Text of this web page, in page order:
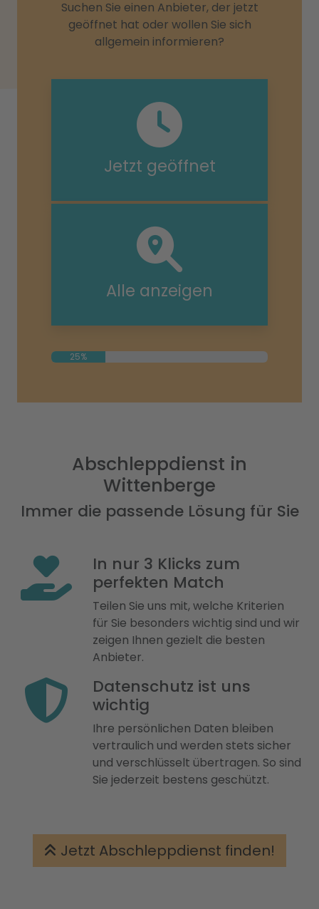
Suchen Sie einen Anbieter, der jetzt
geöffnet hat oder wollen Sie sich
allgemein informieren?
Jetzt geöffnet
Alle anzeigen
25%
Abschleppdienst in
Wittenberge
Immer die passende Lösung für Sie
In nur 3 Klicks zum
perfekten Match
Teilen Sie uns mit, welche Kriterien
für Sie besonders wichtig sind und wir
zeigen Ihnen gezielt die besten
Anbieter.
Datenschutz ist uns
wichtig
Ihre persönlichen Daten bleiben
vertraulich und werden stets sicher
und verschlüsselt übertragen. So sind
Sie jederzeit bestens geschützt.
Jetzt Abschleppdienst finden!